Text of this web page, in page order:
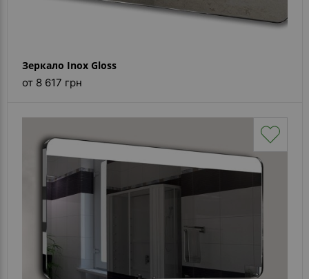
Зеркало Inox Gloss
от 8 617 грн